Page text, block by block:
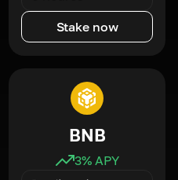
Stake now
BNB
3% APY